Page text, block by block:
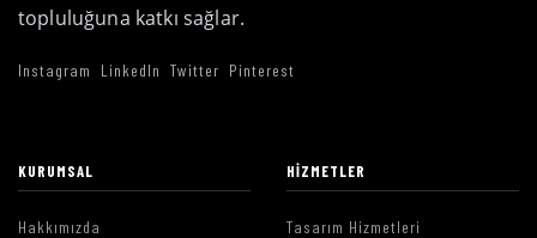
topluluğuna katkı sağlar.
Instagram LinkedIn Twitter Pinterest
KURUMSAL
Hakkımızda
HIZMETLER
Tasarım Hizmetleri